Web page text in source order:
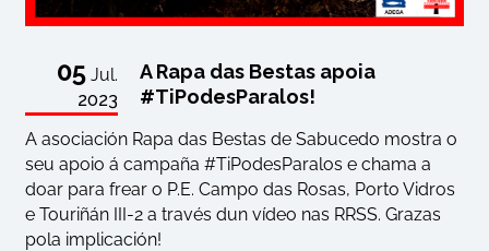
05 Jul.
2023
A Rapa das Bestas apoia
#TiPodesParalos!
A asociación Rapa das Bestas de Sabucedo mostra o
seu apoio á campaña #TiPodesParalos e chama a
doar para frear o P.E. Campo das Rosas, Porto Vidros
e Touriñán III-2 a través dun vídeo nas RRSS. Grazas
pola implicación!